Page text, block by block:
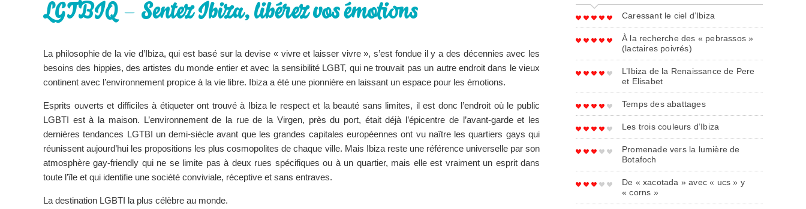
LGTBIQ – Sentez Ibiza, libérez vos émotions
La philosophie de la vie d’Ibiza, qui est basé sur la devise « vivre et laisser vivre », s’est fondue il y a des décennies avec les
besoins des hippies, des artistes du monde entier et avec la sensibilité LGBT, qui ne trouvait pas un autre endroit dans le vieux
continent avec l’environnement propice à la vie libre. Ibiza a été une pionnière en laissant un espace pour les émotions.
Esprits ouverts et difficiles à étiqueter ont trouvé à Ibiza le respect et la beauté sans limites, il est donc l’endroit où le public
LGBTI est à la maison. L’environnement de la rue de la Virgen, près du port, était déjà l’épicentre de l’avant-garde et les
dernières tendances LGTBI un demi-siècle avant que les grandes capitales européennes ont vu naître les quartiers gays qui
réunissent aujourd’hui les propositions les plus cosmopolites de chaque ville. Mais Ibiza reste une référence universelle par son
atmosphère gay-friendly qui ne se limite pas à deux rues spécifiques ou à un quartier, mais elle est vraiment un esprit dans
toute l’île et qui identifie une société conviviale, réceptive et sans entraves.
La destination LGBTI la plus célèbre au monde.
Caressant le ciel d’Ibiza
À la recherche des « pebrassos »
(lactaires poivrés)
L’Ibiza de la Renaissance de Pere
et Elisabet
Temps des abattages
Les trois couleurs d’Ibiza
Promenade vers la lumière de
Botafoch
De « xacotada » avec « ucs » y
« corns »